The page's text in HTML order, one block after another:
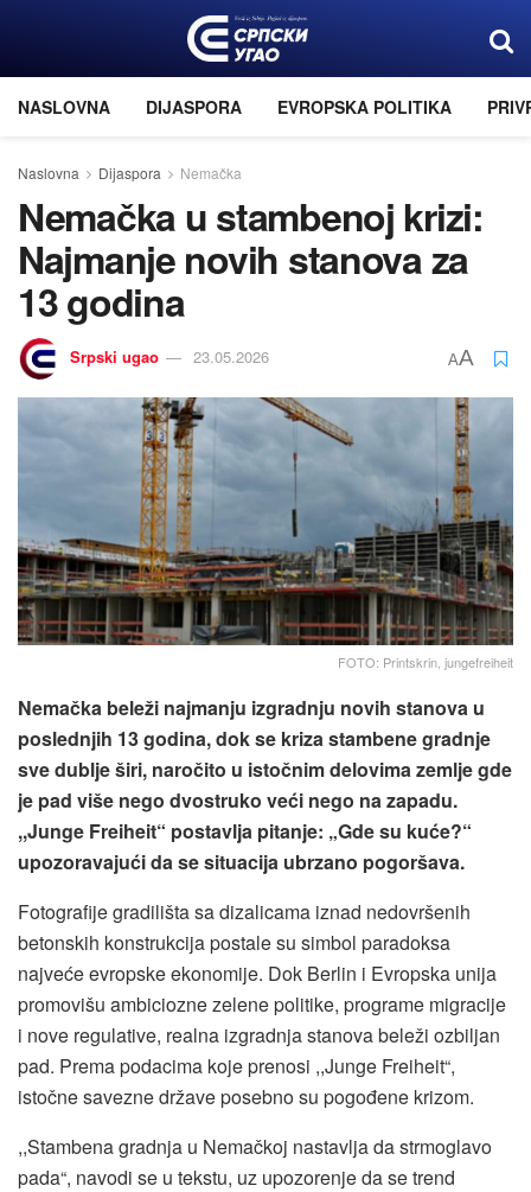
NASLOVNA DIJASPORA EVROPSKA POLITIKA
Naslovna Dijaspora Nemačka
Nemačka u stambenoj krizi:
Najmanje novih stanova za
13 godina
Srpski ugao 23.05.2026 AA
FOTO: Printskrin, jungefreiheit
Nemačka beleži najmanju izgradnju novih stanova u
poslednjih 13 godina, dok se kriza stambene gradnje
sve dublje širi, naročito u istočnim delovima zemlje gde
je pad više nego dvostruko veći nego na zapadu.
,,Junge Freiheit“ postavlja pitanje: „Gde su kuće?“
upozoravajući da se situacija ubrzano pogoršava.
Fotografije gradilišta sa dizalicama iznad nedovršenih
betonskih konstrukcija postale su simbol paradoksa
najveće evropske ekonomije. Dok Berlin i Evropska unija
promovišu ambiciozne zelene politike, programe migracije
i nove regulative, realna izgradnja stanova beleži ozbiljan
pad. Prema podacima koje prenosi ,,Junge Freiheit“,
istočne savezne države posebno su pogođene krizom.
,,Stambena gradnja u Nemačkoj nastavlja da strmoglavo
pada“, navodi se u tekstu, uz upozorenje da se trend